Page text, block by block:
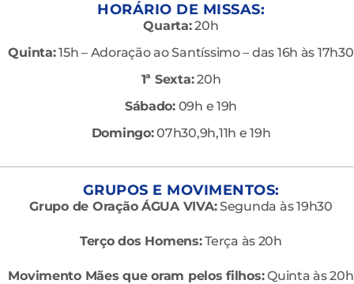
HORÁRIO DE MISSAS:
Quarta:20h
Quinta:15h – Adoração ao Santíssimo – das 16h às 17h30
1ª Sexta:20h
Sábado:09h e 19h
Domingo:07h30,9h,11h e 19h
GRUPOS E MOVIMENTOS:
Grupo de Oração ÁGUA VIVA:Segunda às 19h30
Terço dos Homens:Terça às 20h
Movimento Mães que oram pelos filhos:Quinta às 20h